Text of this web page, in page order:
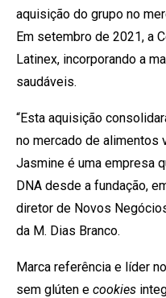
aquisição do grupo no
Em setembro de 2021, a
Latinex, incorporando a
saudáveis.
“Esta aquisição
no mercado de alimentos
Jasmine é uma empresa
DNA desde a fundação,
diretor de Novos
da M. Dias Branco.
Marca referência e líder
sem glúten e cookies